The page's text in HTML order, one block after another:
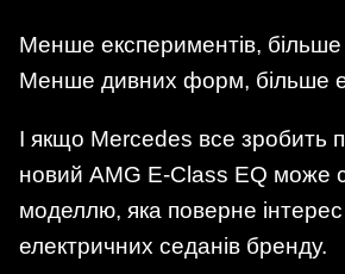
Менше експериментів, більше
Менше дивних форм, більше
І якщо Mercedes все зробить
новий AMG E-Class EQ може
моделлю, яка поверне
електричних седанів бренду.